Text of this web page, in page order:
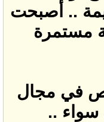
.. أصبحت
مستمرة
في مجال
سواء ..